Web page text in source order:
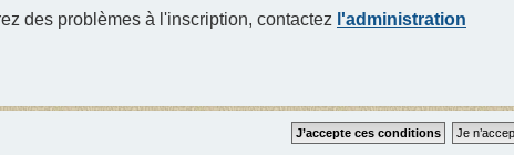
des problèmes à l'inscription, contactez l'administration